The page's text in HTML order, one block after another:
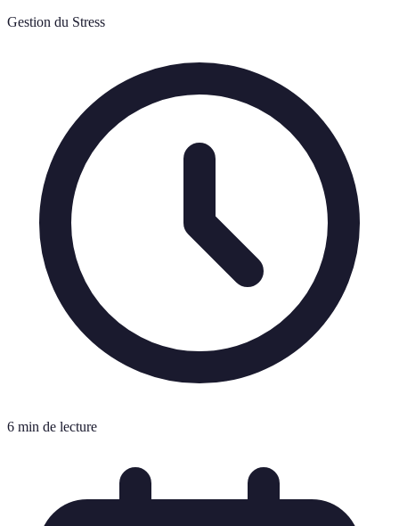
Gestion du Stress
6 min de lecture